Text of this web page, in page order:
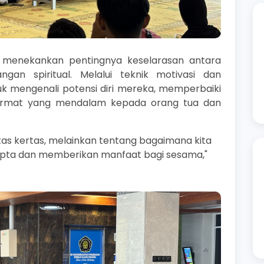
pentingnya keselarasan antara
spiritual. Melalui teknik motivasi dan
mengenali potensi diri mereka, memperbaiki
yang mendalam kepada orang tua dan
kertas, melainkan tentang bagaimana kita
dan memberikan manfaat bagi sesama,"